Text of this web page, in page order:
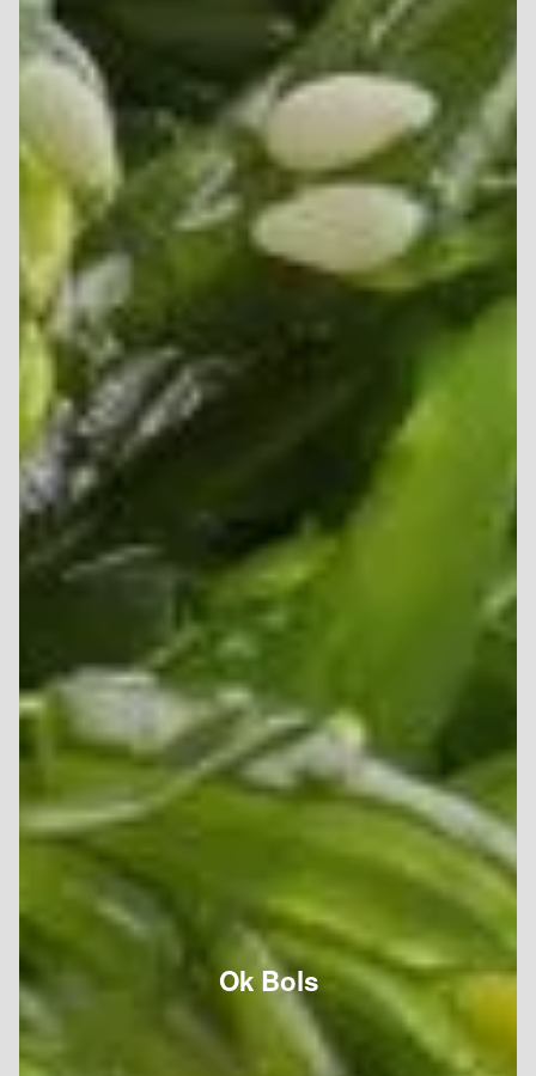
Ok Bols